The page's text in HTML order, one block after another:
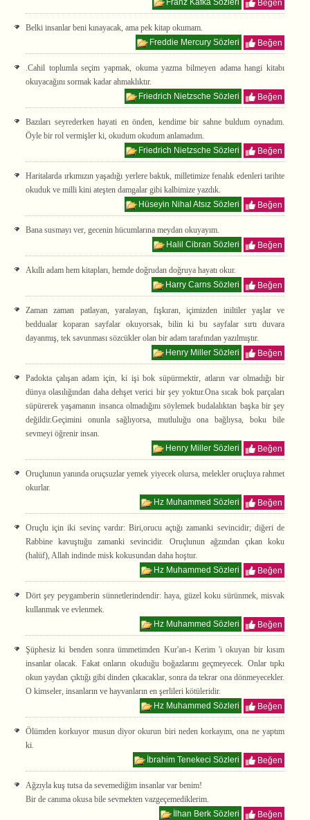
Franz Kafka Sözleri
Beğen
Belki insanlar beni kınayacak, ama pek kitap okumam.
Freddie Mercury Sözleri
Beğen
.Cahil toplumla seçim yapmak, okuma yazma bilmeyen adama hangi kitabı
okuyacağını sormak kadar ahmaklıktır.
Friedrich Nietzsche Sözleri
Beğen
Bazıları seyrederken hayati en önden, kendime bir sahne buldum oynadım.
Öyle bir rol vermişler ki, okudum okudum anlamadım.
Friedrich Nietzsche Sözleri
Beğen
Haritalarda ırkımızın yaşadığı yerlere baktık, milletimize fenalık edenleri tarihte
okuduk ve milli kini ateşten damgalar gibi kalbimize yazdık.
Hüseyin Nihal Atsız Sözleri
Beğen
Bana susmayı ver, gecenin hücumlarına meydan okuyayım.
Halil Cibran Sözleri
Beğen
Akıllı adam hem kitapları, hemde doğrudan doğruya hayatı okur.
Harry Carns Sözleri
Beğen
Zaman zaman patlayan, yaralayan, fışkıran, içimizden iniltiler yaşlar ve
beddualar koparan sayfalar okuyorsak, bilin ki bu sayfalar sırtı duvara
dayanmış, tek savunması sözcükler olan bir adam tarafından yazılmıştır.
Henry Miller Sözleri
Beğen
Padokta çalışan adam için, ki işi bok süpürmektir, atların var olmadığı bir
dünya olasılığından daha dehşet verici bir şey yoktur.Ona sıcak bok parçaları
süpürerek yaşamanın insanca olmadığını söylemek budalalıktan başka bir şey
değildir.Geçimini onunla sağlıyorsa, mutluluğu ona bağlıysa, boku bile
sevmeyi öğrenir insan.
Henry Miller Sözleri
Beğen
Oruçlunun yanında oruçsuzlar yemek yiyecek olursa, melekler oruçluya rahmet
okurlar.
Hz Muhammed Sözleri
Beğen
Oruçlu için iki sevinç vardır: Biri,orucu açtığı zamanki sevincidir; diğeri de
Rabbine kavuştuğu zamanki sevincidir. Oruçlunun ağzından çıkan koku
(halüf), Allah indinde misk kokusundan daha hoştur.
Hz Muhammed Sözleri
Beğen
Dört şey peygamberin sünnetlerindendir: haya, güzel koku sürünmek, misvak
kullanmak ve evlenmek.
Hz Muhammed Sözleri
Beğen
Şüphesiz ki benden sonra ümmetimden Kur'an-ı Kerim 'i okuyan bir kısım
insanlar olacak. Fakat onların okuduğu boğazlarını geçmeyecek. Onlar tıpkı
okun yaydan çıktığı gibi dinden çıkacaklar, sonra da tekrar ona dönmeyecekler.
O kimseler, insanların ve hayvanların en şerlileri kötüleridir.
Hz Muhammed Sözleri
Beğen
Ölümden korkuyor musun diyor okurun biri neden korkayım, ona ne yaptım
ki.
İbrahim Tenekeci Sözleri
Beğen
Ağzıyla kuş tutsa da sevemediğim insanlar var benim!
Bir de canıma okusa bile sevmekten vazgeçemediklerim.
İlhan Berk Sözleri
Beğen